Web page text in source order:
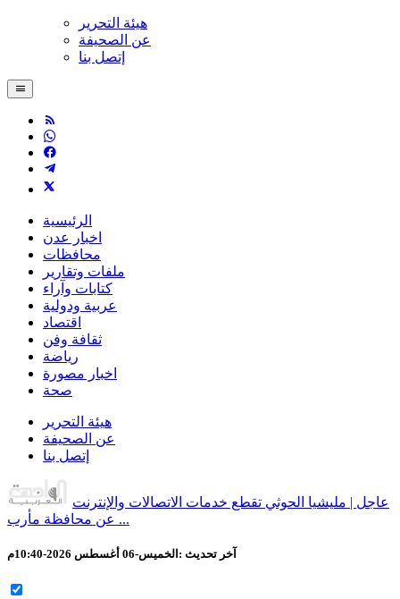
هيئة التحرير
عن الصحيفة
إتصل بنا
الرئيسية
اخبار عدن
محافظات
ملفات وتقارير
كتابات وآراء
عربية ودولية
اقتصاد
ثقافة وفن
رياضة
اخبار مصورة
صحة
هيئة التحرير
عن الصحيفة
إتصل بنا
عاجل | مليشيا الحوثي تقطع خدمات الاتصالات والإنترنت
عن محافظة مأرب ...
آخر تحديث : الخميس-06 أغسطس 2026-10:40م